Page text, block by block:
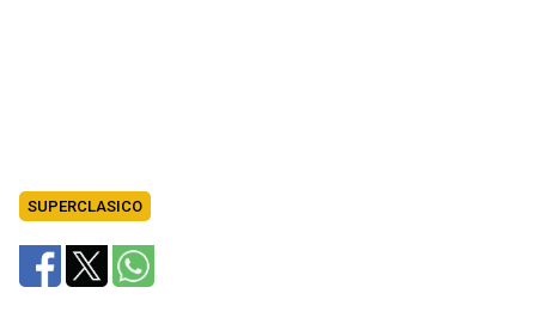
SUPERCLASICO